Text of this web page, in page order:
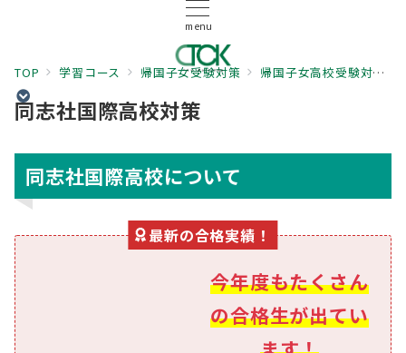
menu
TOP 学習コース 帰国子女受験対策 帰国子女高校受験対策
同志社国際高校対策
同志社国際高校について
最新の合格実績！
今年度もたくさん
の合格生が出てい